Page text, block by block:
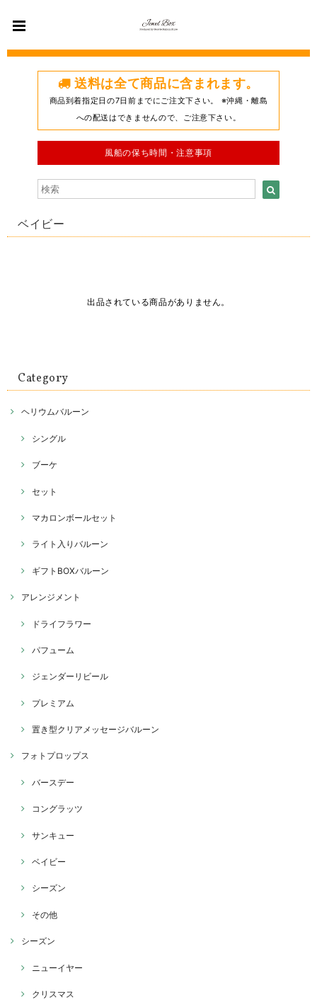
送料は全て商品に含まれます。
商品到着指定日の7日前までにご注文下さい。 ※沖縄・離島
への配送はできませんので、ご注意下さい。
風船の保ち時間・注意事項
ベイビー
出品されている商品がありません。
Category
ヘリウムバルーン
シングル
ブーケ
セット
マカロンボールセット
ライト入りバルーン
ギフトBOXバルーン
アレンジメント
ドライフラワー
パフューム
ジェンダーリビール
プレミアム
置き型クリアメッセージバルーン
フォトプロップス
バースデー
コングラッツ
サンキュー
ベイビー
シーズン
その他
シーズン
ニューイヤー
クリスマス